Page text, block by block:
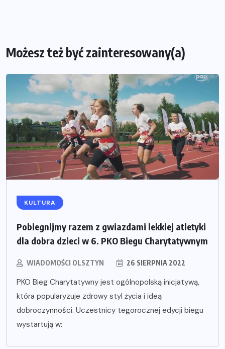
Możesz też być zainteresowany(a)
KULTURA
Pobiegnijmy razem z gwiazdami lekkiej atletyki
dla dobra dzieci w 6. PKO Biegu Charytatywnym
WIADOMOŚCI OLSZTYN 26 SIERPNIA 2022
PKO Bieg Charytatywny jest ogólnopolską inicjatywą,
która popularyzuje zdrowy styl życia i ideą
dobroczynności. Uczestnicy tegorocznej edycji biegu
wystartują w: